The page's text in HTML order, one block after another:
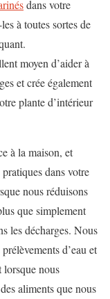
dans votre
à toutes sortes de
moyen d’aider à
et crée également
plante d’intérieur
à la maison, et
dans votre
nous réduisons
que simplement
les décharges. Nous
d’eau et
lorsque nous
aliments que nous